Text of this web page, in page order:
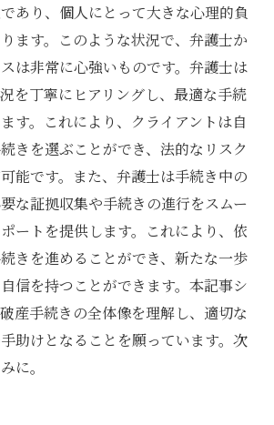
あり、個人にとって大きな心理的負
ます。このような状況で、弁護士か
は非常に心強いものです。弁護士は
を丁寧にヒアリングし、最適な手続
す。これにより、クライアントは自
きを選ぶことができ、法的なリスク
能です。また、弁護士は手続き中の
な証拠収集や手続きの進行をスムー
ートを提供します。これにより、依
きを進めることができ、新たな一歩
信を持つことができます。本記事シ
産手続きの全体像を理解し、適切な
助けとなることを願っています。次
に。